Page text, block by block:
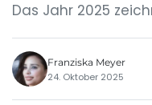
Das Jahr 2025
Franziska Meyer
24. Oktober 2025